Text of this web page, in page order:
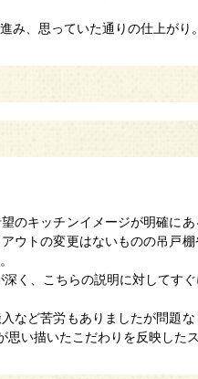
み、思っていた通りの仕上がり
のキッチンイメージが明確に
ウトの変更はないものの吊戸
く、こちらの説明に対してす
など苦労もありましたが問題
い描いたこだわりを反映した